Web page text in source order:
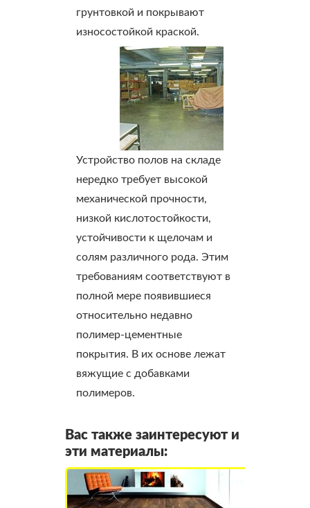
грунтовкой и покрывают
износостойкой краской.
Устройство полов на складе
нередко требует высокой
механической прочности,
низкой кислотостойкости,
устойчивости к щелочам и
солям различного рода. Этим
требованиям соответствуют в
полной мере появившиеся
относительно недавно
полимер-цементные
покрытия. В их основе лежат
вяжущие с добавками
полимеров.
Вас также заинтересуют и
эти материалы: